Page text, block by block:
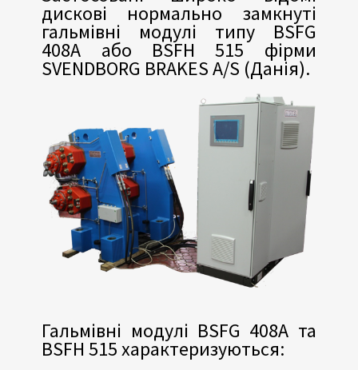
дискові нормально замкнуті
гальмівні модулі типу BSFG
408А або BSFH 515 фірми
SVENDBORG BRAKES A/S (Данія).
Гальмівні модулі BSFG 408А та
BSFH 515 характеризуються: